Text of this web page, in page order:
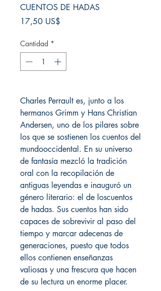
CUENTOS DE HADAS
17,50 US$
Cantidad *
Charles Perrault es, junto a los
hermanos Grimm y Hans Christian
Andersen, uno de los pilares sobre
los que se sostienen los cuentos del
mundooccidental. En su universo
de fantasía mezcló la tradición
oral con la recopilación de
antiguas leyendas e inauguró un
género literario: el de loscuentos
de hadas. Sus cuentos han sido
capaces de sobrevivir al paso del
tiempo y marcar adecenas de
generaciones, puesto que todos
ellos contienen enseñanzas
valiosas y una frescura que hacen
de su lectura un enorme placer.